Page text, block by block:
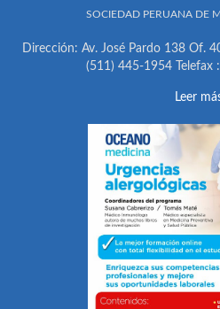
SOCIEDAD PERUANA DE
Dirección: Av. José Pardo 138 Of.
(511) 445-1954 Telefax
Leer